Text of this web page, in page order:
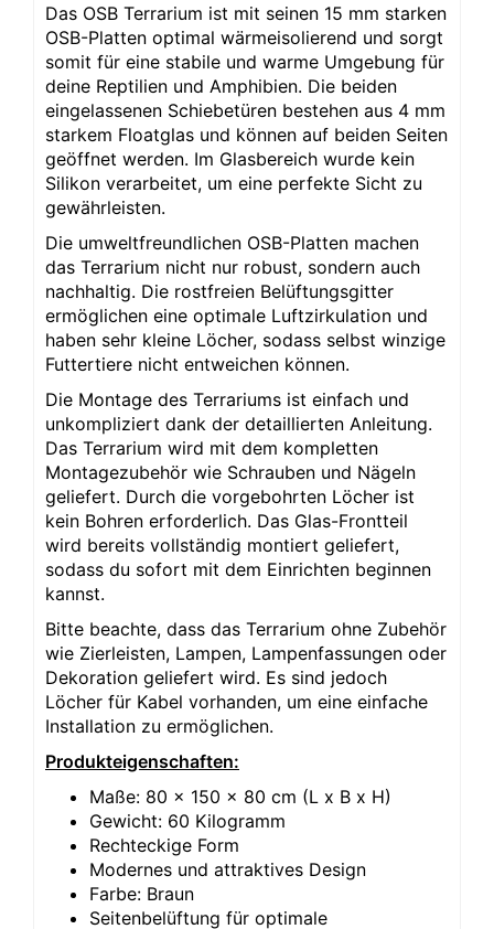
Das OSB Terrarium ist mit seinen 15 mm starken
OSB-Platten optimal wärmeisolierend und sorgt
somit für eine stabile und warme Umgebung für
deine Reptilien und Amphibien. Die beiden
eingelassenen Schiebetüren bestehen aus 4 mm
starkem Floatglas und können auf beiden Seiten
geöffnet werden. Im Glasbereich wurde kein
Silikon verarbeitet, um eine perfekte Sicht zu
gewährleisten.
Die umweltfreundlichen OSB-Platten machen
das Terrarium nicht nur robust, sondern auch
nachhaltig. Die rostfreien Belüftungsgitter
ermöglichen eine optimale Luftzirkulation und
haben sehr kleine Löcher, sodass selbst winzige
Futtertiere nicht entweichen können.
Die Montage des Terrariums ist einfach und
unkompliziert dank der detaillierten Anleitung.
Das Terrarium wird mit dem kompletten
Montagezubehör wie Schrauben und Nägeln
geliefert. Durch die vorgebohrten Löcher ist
kein Bohren erforderlich. Das Glas-Frontteil
wird bereits vollständig montiert geliefert,
sodass du sofort mit dem Einrichten beginnen
kannst.
Bitte beachte, dass das Terrarium ohne Zubehör
wie Zierleisten, Lampen, Lampenfassungen oder
Dekoration geliefert wird. Es sind jedoch
Löcher für Kabel vorhanden, um eine einfache
Installation zu ermöglichen.
Produkteigenschaften:
Maße: 80 x 150 x 80 cm (L x B x H)
Gewicht: 60 Kilogramm
Rechteckige Form
Modernes und attraktives Design
Farbe: Braun
Seitenbelüftung für optimale